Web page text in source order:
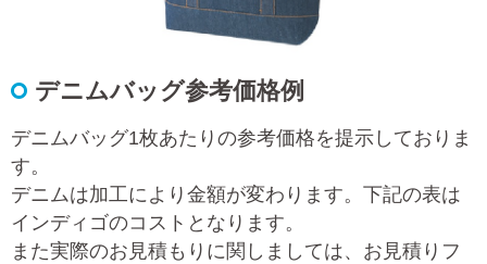
デニムバッグ参考価格例
デニムバッグ1枚あたりの参考価格を提示しておりま
す。
デニムは加工により金額が変わります。下記の表は
インディゴのコストとなります。
また実際のお見積もりに関しましては、お見積りフ